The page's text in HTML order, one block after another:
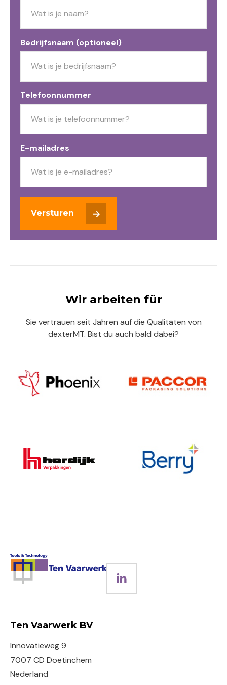
Bedrijfsnaam (optioneel)
Telefoonnummer
E-mailadres
Versturen
Wir arbeiten für
Sie vertrauen seit Jahren auf die Qualitäten von
dexterMT. Bist du auch bald dabei?
Ten Vaarwerk BV
Innovatieweg 9
7007 CD Doetinchem
Nederland